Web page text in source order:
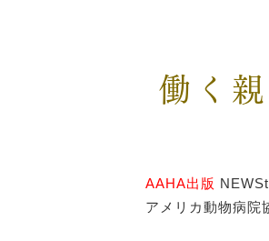
働く
AAHA出版
アメリカ動物病院